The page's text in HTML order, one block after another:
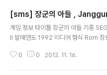
[sms] 장군의 아들 ,
게임 정보 타이틀 장군의 아들 기종
II 발매연도 1992 미디어 형식 Rom
드 다운 로드 기타
0 0 2012. 11. 16.